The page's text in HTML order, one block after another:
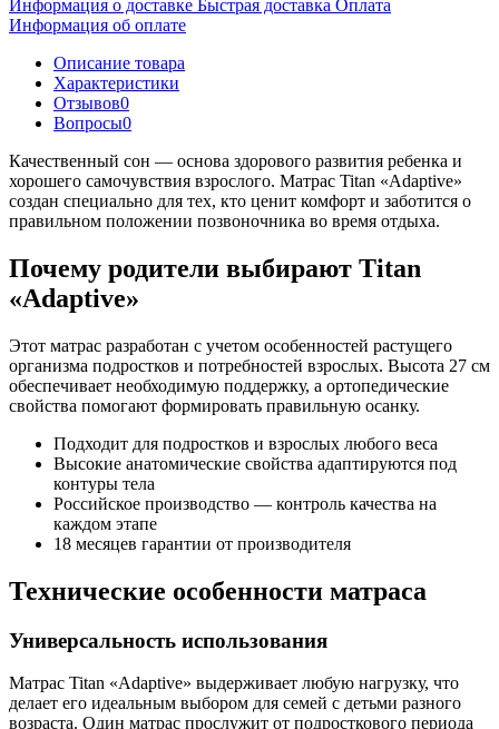
Информация о доставке Быстрая доставка Оплата
Информация об оплате
Описание товара
Характеристики
Отзывов0
Вопросы0
Качественный сон — основа здорового развития ребенка и
хорошего самочувствия взрослого. Матрас Titan «Adaptive»
создан специально для тех, кто ценит комфорт и заботится о
правильном положении позвоночника во время отдыха.
Почему родители выбирают Titan
«Adaptive»
Этот матрас разработан с учетом особенностей растущего
организма подростков и потребностей взрослых. Высота 27 см
обеспечивает необходимую поддержку, а ортопедические
свойства помогают формировать правильную осанку.
Подходит для подростков и взрослых любого веса
Высокие анатомические свойства адаптируются под
контуры тела
Российское производство — контроль качества на
каждом этапе
18 месяцев гарантии от производителя
Технические особенности матраса
Универсальность использования
Матрас Titan «Adaptive» выдерживает любую нагрузку, что
делает его идеальным выбором для семей с детьми разного
возраста. Один матрас прослужит от подросткового периода